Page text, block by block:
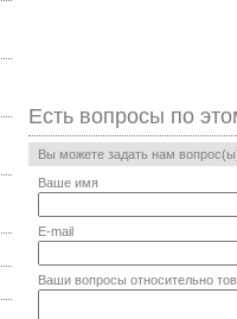
Есть вопросы по
Вы можете задать нам
Ваше имя
E-mail
Ваши вопросы относительно